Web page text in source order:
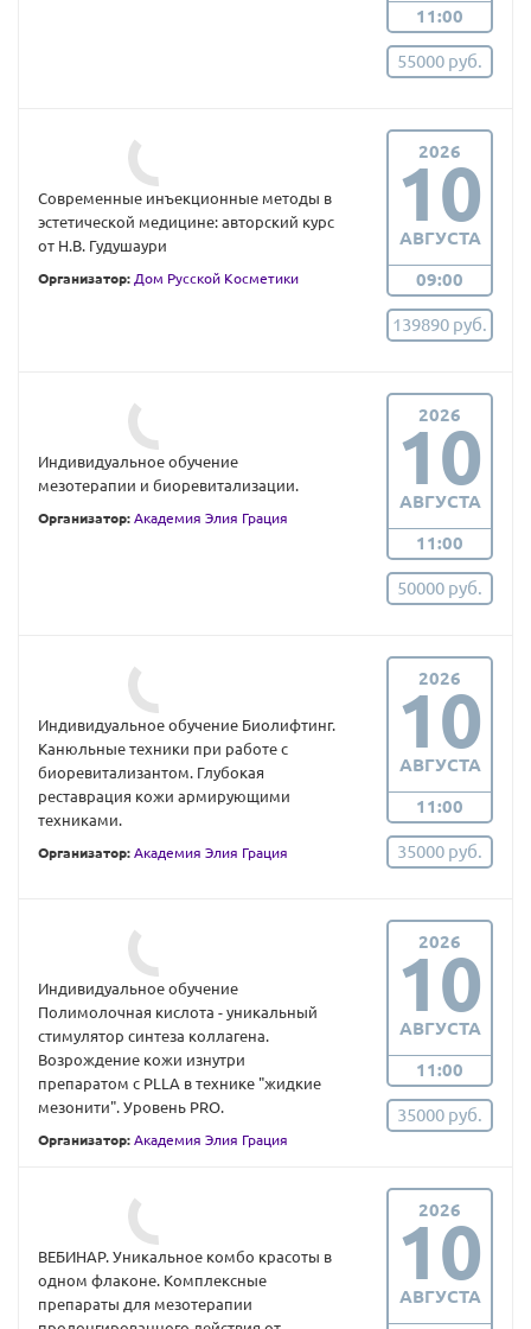
11:00
55000 руб.
Современные инъекционные методы в
эстетической медицине: авторский курс
от Н.В. Гудушаури
Организатор: Дом Русской Косметики
2026
10
АВГУСТА
09:00
139890 руб.
Индивидуальное обучение
мезотерапии и биоревитализации.
Организатор: Академия Элия Грация
2026
10
АВГУСТА
11:00
50000 руб.
Индивидуальное обучение Биолифтинг.
Канюльные техники при работе с
биоревитализантом. Глубокая
реставрация кожи армирующими
техниками.
Организатор: Академия Элия Грация
2026
10
АВГУСТА
11:00
35000 руб.
Индивидуальное обучение
Полимолочная кислота - уникальный
стимулятор синтеза коллагена.
Возрождение кожи изнутри
препаратом с PLLA в технике "жидкие
мезонити". Уровень PRO.
Организатор: Академия Элия Грация
2026
10
АВГУСТА
11:00
35000 руб.
ВЕБИНАР. Уникальное комбо красоты в
одном флаконе. Комплексные
препараты для мезотерапии
2026
10
АВГУСТА